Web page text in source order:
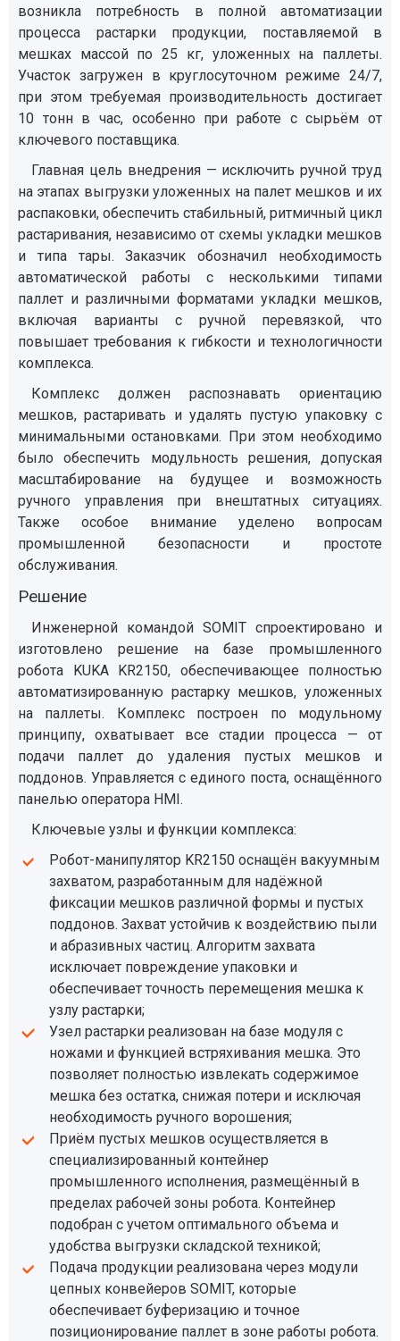
возникла потребность в полной автоматизации
процесса растарки продукции, поставляемой в
мешках массой по 25 кг, уложенных на паллеты.
Участок загружен в круглосуточном режиме 24/7,
при этом требуемая производительность достигает
10 тонн в час, особенно при работе с сырьём от
ключевого поставщика.
Главная цель внедрения — исключить ручной труд
на этапах выгрузки уложенных на палет мешков и их
распаковки, обеспечить стабильный, ритмичный цикл
растаривания, независимо от схемы укладки мешков
и типа тары. Заказчик обозначил необходимость
автоматической работы с несколькими типами
паллет и различными форматами укладки мешков,
включая варианты с ручной перевязкой, что
повышает требования к гибкости и технологичности
комплекса.
Комплекс должен распознавать ориентацию
мешков, растаривать и удалять пустую упаковку с
минимальными остановками. При этом необходимо
было обеспечить модульность решения, допуская
масштабирование на будущее и возможность
ручного управления при внештатных ситуациях.
Также особое внимание уделено вопросам
промышленной безопасности и простоте
обслуживания.
Решение
Инженерной командой SOMIT спроектировано и
изготовлено решение на базе промышленного
робота KUKA KR2150, обеспечивающее полностью
автоматизированную растарку мешков, уложенных
на паллеты. Комплекс построен по модульному
принципу, охватывает все стадии процесса — от
подачи паллет до удаления пустых мешков и
поддонов. Управляется с единого поста, оснащённого
панелью оператора HMI.
Ключевые узлы и функции комплекса:
Робот-манипулятор KR2150 оснащён вакуумным
захватом, разработанным для надёжной
фиксации мешков различной формы и пустых
поддонов. Захват устойчив к воздействию пыли
и абразивных частиц. Алгоритм захвата
исключает повреждение упаковки и
обеспечивает точность перемещения мешка к
узлу растарки;
Узел растарки реализован на базе модуля с
ножами и функцией встряхивания мешка. Это
позволяет полностью извлекать содержимое
мешка без остатка, снижая потери и исключая
необходимость ручного ворошения;
Приём пустых мешков осуществляется в
специализированный контейнер
промышленного исполнения, размещённый в
пределах рабочей зоны робота. Контейнер
подобран с учетом оптимального объема и
удобства выгрузки складской техникой;
Подача продукции реализована через модули
цепных конвейеров SOMIT, которые
обеспечивает буферизацию и точное
позиционирование паллет в зоне работы робота.